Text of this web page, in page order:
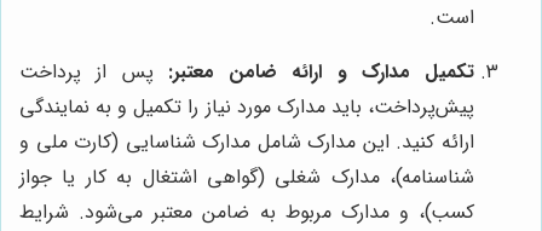
است.
تکمیل مدارک و ارائه ضامن معتبر: پس از پرداخت
پیش‌پرداخت، باید مدارک مورد نیاز را تکمیل و به نمایندگی
ارائه کنید. این مدارک شامل مدارک شناسایی (کارت ملی و
شناسنامه)، مدارک شغلی (گواهی اشتغال به کار یا جواز
کسب)، و مدارک مربوط به ضامن معتبر می‌شود. شرایط